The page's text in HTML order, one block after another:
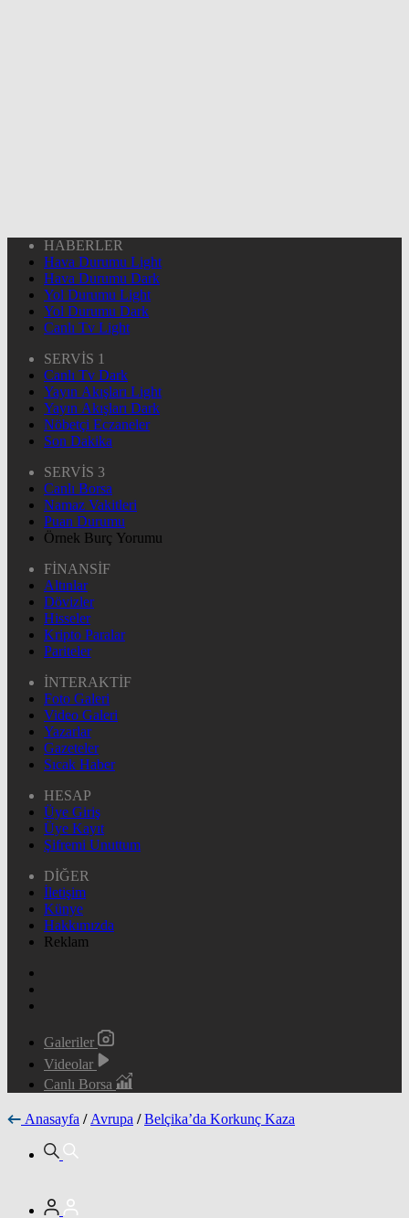
HABERLER
Hava Durumu Light
Hava Durumu Dark
Yol Durumu Light
Yol Durumu Dark
Canlı Tv Light
SERVİS 1
Canlı Tv Dark
Yayın Akışları Light
Yayın Akışları Dark
Nöbetçi Eczaneler
Son Dakika
SERVİS 3
Canlı Borsa
Namaz Vakitleri
Puan Durumu
Örnek Burç Yorumu
FİNANSİF
Altınlar
Dövizler
Hisseler
Kripto Paralar
Pariteler
İNTERAKTİF
Foto Galeri
Video Galeri
Yazarlar
Gazeteler
Sıcak Haber
HESAP
Üye Giriş
Üye Kayıt
Şifremi Unuttum
DİĞER
İletişim
Künye
Hakkımızda
Reklam
Galeriler
Videolar
Canlı Borsa
Anasayfa / Avrupa / Belçika’da Korkunç Kaza